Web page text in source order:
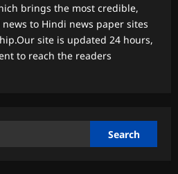
brings the most credible,
to Hindi news paper sites
site is updated 24 hours,
to reach the readers